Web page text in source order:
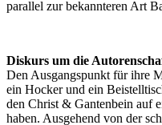
parallel zur bekannteren Art
Diskurs um die
Den Ausgangspunkt für ihre
ein Hocker und ein
den Christ & Gantenbein auf
haben. Ausgehend von der